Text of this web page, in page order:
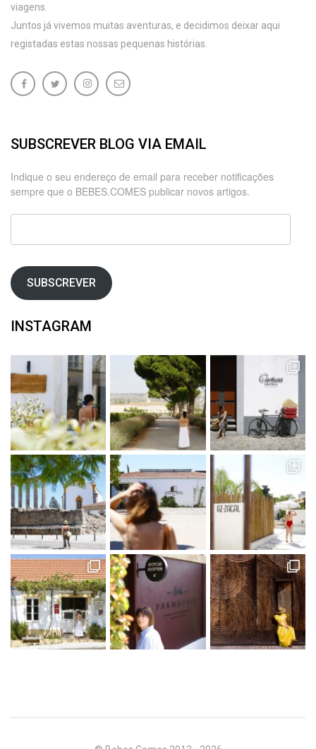
viagens.
Juntos já vivemos muitas aventuras, e decidimos deixar aqui
registadas estas nossas pequenas histórias.
SUBSCREVER BLOG VIA EMAIL
Indique o seu endereço de email para receber notificações
sempre que o BEBES.COMES publicar novos artigos.
Endereço
email
SUBSCREVER
INSTAGRAM